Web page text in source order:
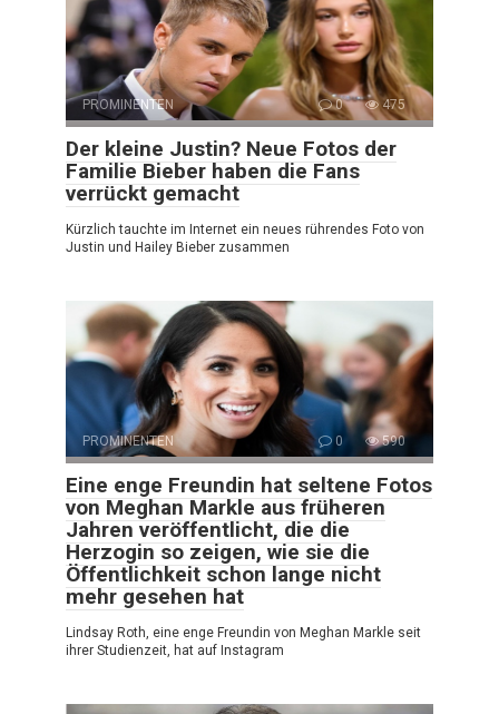
PROMINENTEN 0 475
Der kleine Justin? Neue Fotos der
Familie Bieber haben die Fans
verrückt gemacht
Kürzlich tauchte im Internet ein neues rührendes Foto von
Justin und Hailey Bieber zusammen
PROMINENTEN 0 590
Eine enge Freundin hat seltene Fotos
von Meghan Markle aus früheren
Jahren veröffentlicht, die die
Herzogin so zeigen, wie sie die
Öffentlichkeit schon lange nicht
mehr gesehen hat
Lindsay Roth, eine enge Freundin von Meghan Markle seit
ihrer Studienzeit, hat auf Instagram